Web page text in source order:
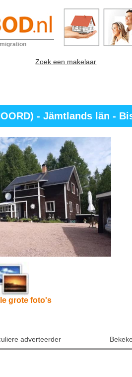
Zoek een makelaar
- Jämtlands län -
grote foto's
adverteerder